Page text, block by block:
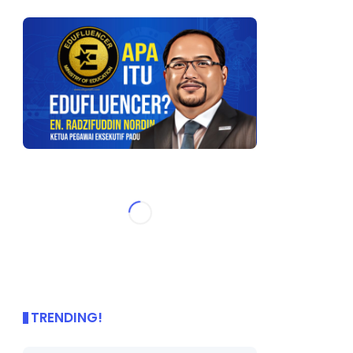
TRENDING!